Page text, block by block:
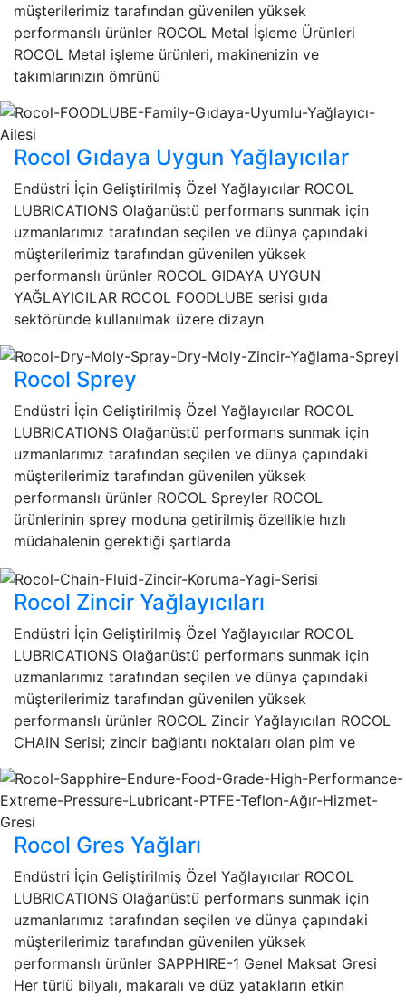
müşterilerimiz tarafından güvenilen yüksek
performanslı ürünler ROCOL Metal İşleme Ürünleri
ROCOL Metal işleme ürünleri, makinenizin ve
takımlarınızın ömrünü
Rocol Gıdaya Uygun Yağlayıcılar
Endüstri İçin Geliştirilmiş Özel Yağlayıcılar ROCOL
LUBRICATIONS Olağanüstü performans sunmak için
uzmanlarımız tarafından seçilen ve dünya çapındaki
müşterilerimiz tarafından güvenilen yüksek
performanslı ürünler ROCOL GIDAYA UYGUN
YAĞLAYICILAR ROCOL FOODLUBE serisi gıda
sektöründe kullanılmak üzere dizayn
Rocol Sprey
Endüstri İçin Geliştirilmiş Özel Yağlayıcılar ROCOL
LUBRICATIONS Olağanüstü performans sunmak için
uzmanlarımız tarafından seçilen ve dünya çapındaki
müşterilerimiz tarafından güvenilen yüksek
performanslı ürünler ROCOL Spreyler ROCOL
ürünlerinin sprey moduna getirilmiş özellikle hızlı
müdahalenin gerektiği şartlarda
Rocol Zincir Yağlayıcıları
Endüstri İçin Geliştirilmiş Özel Yağlayıcılar ROCOL
LUBRICATIONS Olağanüstü performans sunmak için
uzmanlarımız tarafından seçilen ve dünya çapındaki
müşterilerimiz tarafından güvenilen yüksek
performanslı ürünler ROCOL Zincir Yağlayıcıları ROCOL
CHAIN Serisi; zincir bağlantı noktaları olan pim ve
Rocol Gres Yağları
Endüstri İçin Geliştirilmiş Özel Yağlayıcılar ROCOL
LUBRICATIONS Olağanüstü performans sunmak için
uzmanlarımız tarafından seçilen ve dünya çapındaki
müşterilerimiz tarafından güvenilen yüksek
performanslı ürünler SAPPHIRE-1 Genel Maksat Gresi
Her türlü bilyalı, makaralı ve düz yatakların etkin